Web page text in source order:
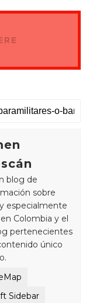
blog de
sobre
especialmente
Colombia y el
pertenecientes
único
Sidebar